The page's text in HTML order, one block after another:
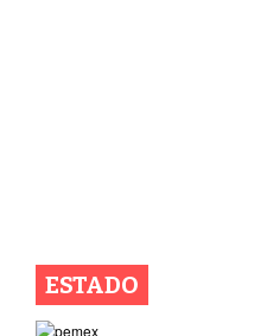
ESTADO